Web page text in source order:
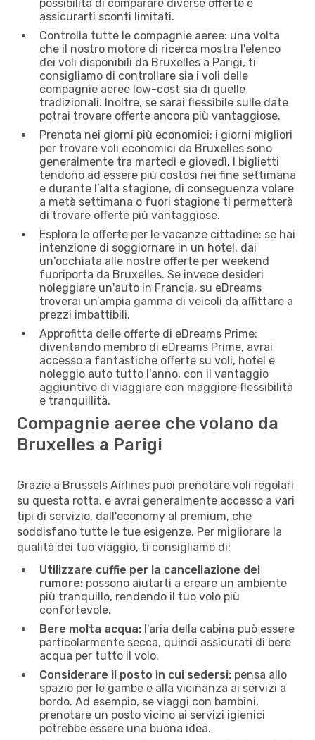
possibilità di comparare diverse offerte e
assicurarti sconti limitati.
Controlla tutte le compagnie aeree: una volta
che il nostro motore di ricerca mostra l'elenco
dei voli disponibili da Bruxelles a Parigi, ti
consigliamo di controllare sia i voli delle
compagnie aeree low-cost sia di quelle
tradizionali. Inoltre, se sarai flessibile sulle date
potrai trovare offerte ancora più vantaggiose.
Prenota nei giorni più economici: i giorni migliori
per trovare voli economici da Bruxelles sono
generalmente tra martedì e giovedì. I biglietti
tendono ad essere più costosi nei fine settimana
e durante l’alta stagione, di conseguenza volare
a metà settimana o fuori stagione ti permetterà
di trovare offerte più vantaggiose.
Esplora le offerte per le vacanze cittadine: se hai
intenzione di soggiornare in un hotel, dai
un'occhiata alle nostre offerte per weekend
fuoriporta da Bruxelles. Se invece desideri
noleggiare un'auto in Francia, su eDreams
troverai un’ampia gamma di veicoli da affittare a
prezzi imbattibili.
Approfitta delle offerte di eDreams Prime:
diventando membro di eDreams Prime, avrai
accesso a fantastiche offerte su voli, hotel e
noleggio auto tutto l'anno, con il vantaggio
aggiuntivo di viaggiare con maggiore flessibilità
e tranquillità.
Compagnie aeree che volano da
Bruxelles a Parigi
Grazie a Brussels Airlines puoi prenotare voli regolari
su questa rotta, e avrai generalmente accesso a vari
tipi di servizio, dall'economy al premium, che
soddisfano tutte le tue esigenze. Per migliorare la
qualità dei tuo viaggio, ti consigliamo di:
Utilizzare cuffie per la cancellazione del
rumore: possono aiutarti a creare un ambiente
più tranquillo, rendendo il tuo volo più
confortevole.
Bere molta acqua: l'aria della cabina può essere
particolarmente secca, quindi assicurati di bere
acqua per tutto il volo.
Considerare il posto in cui sedersi: pensa allo
spazio per le gambe e alla vicinanza ai servizi a
bordo. Ad esempio, se viaggi con bambini,
prenotare un posto vicino ai servizi igienici
potrebbe essere una buona idea.